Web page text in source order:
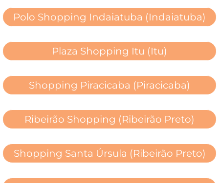
Polo Shopping Indaiatuba (Indaiatuba)
Plaza Shopping Itu (Itu)
Shopping Piracicaba (Piracicaba)
Ribeirão Shopping (Ribeirão Preto)
Shopping Santa Úrsula (Ribeirão Preto)